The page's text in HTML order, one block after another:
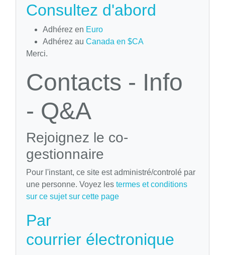
Consultez d'abord
Adhérez en Euro
Adhérez au Canada en $CA
Merci.
Contacts - Info
- Q&A
Rejoignez le co-
gestionnaire
Pour l'instant, ce site est administré/controlé par
une personne. Voyez les termes et conditions
sur ce sujet sur cette page
Par
courrier électronique